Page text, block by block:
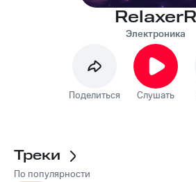
RelaxerR
Электроника
Поделиться Слушать
Треки
По популярности